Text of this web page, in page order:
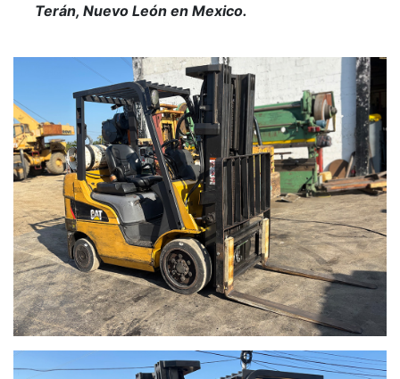
Terán, Nuevo León en Mexico.